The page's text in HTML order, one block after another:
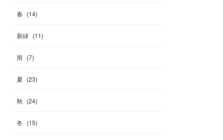
春 (14)
新緑 (11)
雨 (7)
夏 (23)
秋 (24)
冬 (15)